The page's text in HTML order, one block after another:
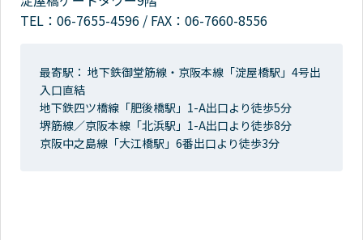
TEL： 06-7655-4596 / FAX：06-7660-8556
最寄駅： 地下鉄御堂筋線・京阪本線「淀屋橋駅」4号出
入口直結
地下鉄四ツ橋線「肥後橋駅」1-A出口より徒歩5分
堺筋線／京阪本線「北浜駅」1-A出口より徒歩8分
京阪中之島線「大江橋駅」6番出口より徒歩3分